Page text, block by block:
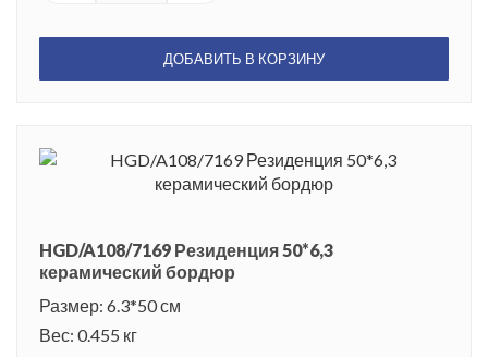
ДОБАВИТЬ В КОРЗИНУ
HGD/A108/7169 Резиденция 50*6,3
керамический бордюр
Размер: 6.3*50 см
Вес: 0.455 кг